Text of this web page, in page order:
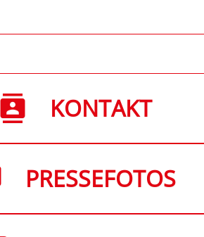
KONTAKT
PRESSEFOTOS